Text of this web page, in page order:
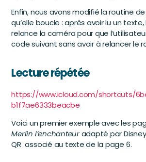
Enfin, nous avons modifié la routine
qu’elle boucle : après avoir lu un texte,
relance la caméra pour que
code suivant sans avoir à relancer le
Lecture répétée
https://www.icloud.com/shortcuts/
b1f7ae6333beacbe
Voici un premier exemple avec les
Merlin l’enchanteuradapté par
QR associé au texte de la page 6.